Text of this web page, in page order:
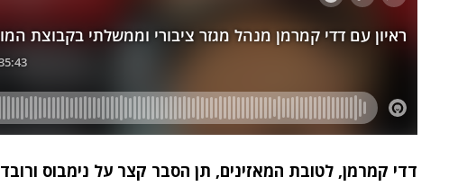
דדי קמרמן, לטובת המאזינים, תן הסבר קצר על נימבוס ורובד 5.